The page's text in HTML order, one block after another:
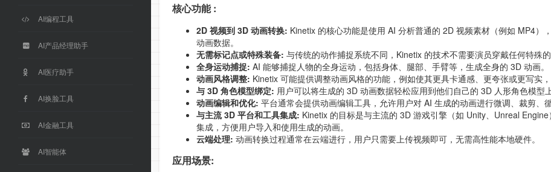
AI编程工具
AI产品经理助手
AI医疗助手
AI换脸工具
AI金融工具
AI智能体
核心功能 :
2D 视频到 3D 动画转换: Kinetix 的核心功能是使用 AI 分析普通的 2D 视频素材（例如 MP4
动画数据。
无需标记点或特殊装备: 与传统的动作捕捉系统不同，Kinetix 的技术不需要演员穿戴任何特殊
全身运动捕捉: AI 能够捕捉人物的全身运动，包括身体、腿部、手臂等，生成全身的 3D 动画。
动画风格调整: Kinetix 可能提供调整动画风格的功能，例如使其更具卡通感、更夸张或更写实，
与 3D 角色模型绑定: 用户可以将生成的 3D 动画数据轻松应用到他们自己的 3D 人形角色模型上
动画编辑和优化: 平台通常会提供动画编辑工具，允许用户对 AI 生成的动画进行微调、裁剪、循
与主流 3D 平台和工具集成: Kinetix 的目标是与主流的 3D 游戏引擎（如 Unity、Unreal
集成，方便用户导入和使用生成的动画。
云端处理: 动画转换过程通常在云端进行，用户只需要上传视频即可，无需高性能本地硬件。
应用场景: